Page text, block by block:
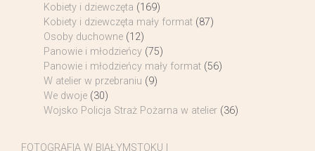
Kobiety i dziewczęta (169)
Kobiety i dziewczęta mały format (87)
Osoby duchowne (12)
Panowie i młodzieńcy (75)
Panowie i młodzieńcy mały format (56)
W atelier w przebraniu (9)
We dwoje (30)
Wojsko Policja Straż Pożarna w atelier (36)
FOTOGRAFIA W BIAŁYMSTOKU I